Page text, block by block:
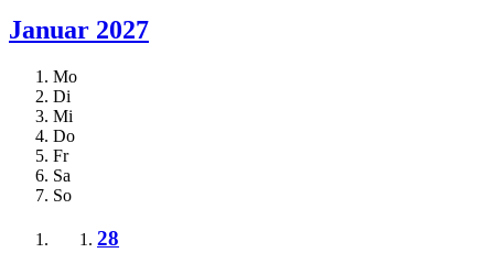
Januar 2027
Mo
Di
Mi
Do
Fr
Sa
So
28